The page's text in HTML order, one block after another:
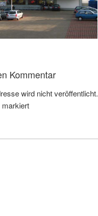
Kommentar
wird nicht veröffentlicht.
markiert